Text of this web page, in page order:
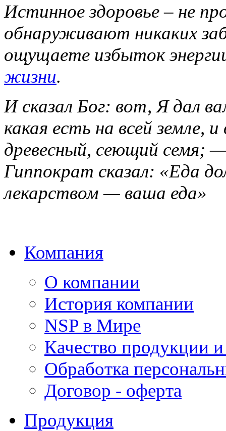
Истинное здоровье – не
обнаруживают никаких
ощущаете избыток
жизни.
И сказал Бог: вот, Я дал
какая есть на всей земле,
древесный, сеющий семя;
Гиппократ сказал: «Еда
лекарством — ваша еда»
Компания
О компании
История компании
NSP в Мире
Качество продукции
Обработка
Договор - оферта
Продукция